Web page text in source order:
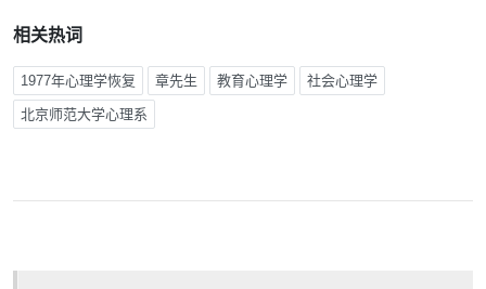
相关热词
1977年心理学恢复 章先生 教育心理学 社会心理学
北京师范大学心理系